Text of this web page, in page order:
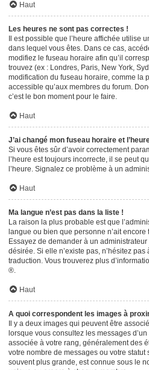
Haut
Les heures ne sont pas correctes !
Il est possible que l’heure affichée utilise
dans lequel vous êtes. Dans ce cas,
modifiez le fuseau horaire afin qu’il
trouvez (ex : Londres, Paris, New York,
modification du fuseau horaire, comme la
accessible qu’aux membres du forum.
c’est le bon moment pour le faire.
Haut
J’ai changé mon fuseau horaire et
Si vous êtes sûr d’avoir correctement
l’heure est toujours incorrecte, il se peut
l’heure. Signalez ce problème à un
Haut
Ma langue n’est pas dans la liste !
La raison la plus probable est que
langue ou bien que personne n’ait
Essayez de demander à un
désirée. Si elle n’existe pas, n’hésitez
traduction. Vous trouverez plus
®.
Haut
A quoi correspondent les images à
Il y a deux images qui peuvent être
lorsque vous consultez les messages d’un
associée à votre rang, généralement des
votre nombre de messages ou votre
souvent plus grande, est connue sous le